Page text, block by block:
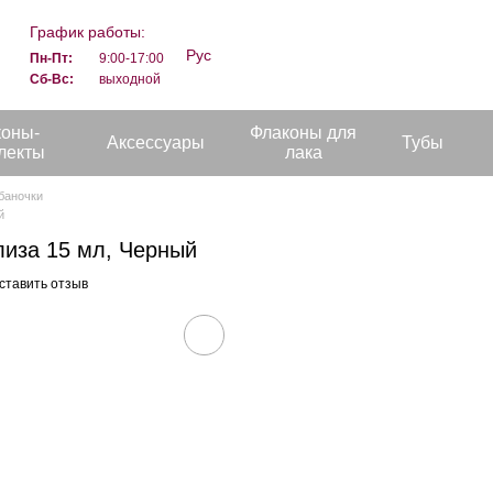
График работы:
Пн-Пт:
9:00-17:00
Сб-Вс:
выходной
Рус
Аксессуары
Флаконы для
лака
Тубы
15 мл, Черный
отзыв